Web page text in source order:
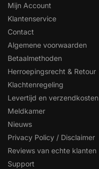
Mijn Account
Klantenservice
Contact
Algemene voorwaarden
Betaalmethoden
Herroepingsrecht & Retour
Klachtenregeling
Levertijd en verzendkosten
Meldkamer
Nieuws
Privacy Policy / Disclaimer
Reviews van echte klanten
Support